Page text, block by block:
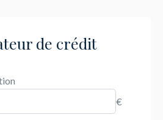
de crédit
€